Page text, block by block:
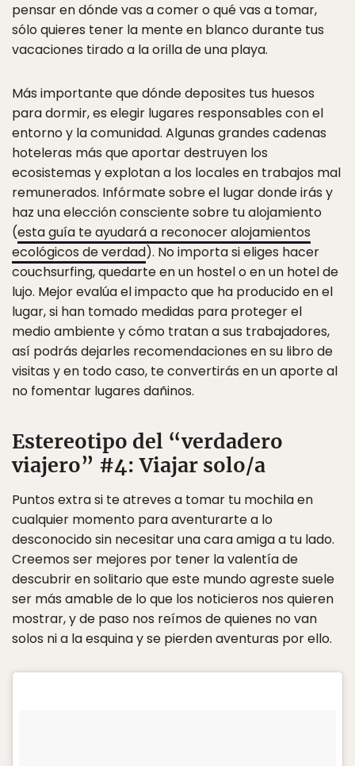
pensar en dónde vas a comer o qué vas a tomar,
sólo quieres tener la mente en blanco durante tus
vacaciones tirado a la orilla de una playa.
Más importante que dónde deposites tus huesos
para dormir, es elegir lugares responsables con el
entorno y la comunidad. Algunas grandes cadenas
hoteleras más que aportar destruyen los
ecosistemas y explotan a los locales en trabajos mal
remunerados. Infórmate sobre el lugar donde irás y
haz una elección consciente sobre tu alojamiento
(esta guía te ayudará a reconocer alojamientos
ecológicos de verdad). No importa si eliges hacer
couchsurfing, quedarte en un hostel o en un hotel de
lujo. Mejor evalúa el impacto que ha producido en el
lugar, si han tomado medidas para proteger el
medio ambiente y cómo tratan a sus trabajadores,
así podrás dejarles recomendaciones en su libro de
visitas y en todo caso, te convertirás en un aporte al
no fomentar lugares dañinos.
Estereotipo del “verdadero
viajero” #4: Viajar solo/a
Puntos extra si te atreves a tomar tu mochila en
cualquier momento para aventurarte a lo
desconocido sin necesitar una cara amiga a tu lado.
Creemos ser mejores por tener la valentía de
descubrir en solitario que este mundo agreste suele
ser más amable de lo que los noticieros nos quieren
mostrar, y de paso nos reímos de quienes no van
solos ni a la esquina y se pierden aventuras por ello.